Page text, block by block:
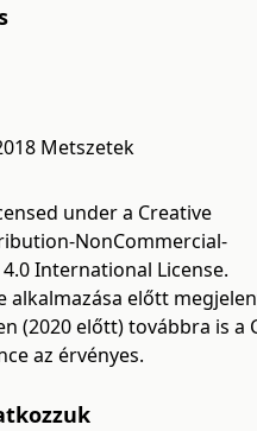
Metszetek
under a Creative
NonCommercial-
International License.
alkalmazása előtt
(2020 előtt) továbbra is a
az érvényes.